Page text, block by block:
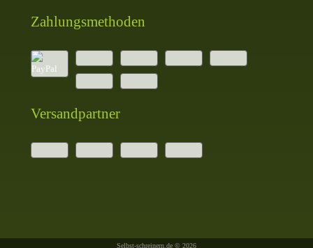
Zahlungsmethoden
Versandpartner
Selbst-schreinern.de © 2026